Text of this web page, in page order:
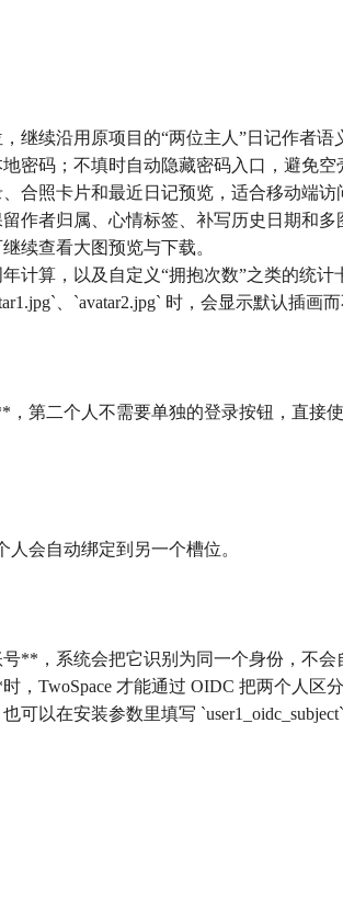
继续沿用原项目的“两位主人”日记作者语
密码；不填时自动隐藏密码入口，避免空
合照卡片和最近日记预览，适合移动端访
作者归属、心情标签、补写历史日期和多
续查看大图预览与下载。
计算，以及自定义“拥抱次数”之类的统计
、`avatar2.jpg` 时，会显示默认插画而
第二个人不需要单独的登录按钮，直接
会自动绑定到另一个槽位。
**，系统会把它识别为同一个身份，不会
TwoSpace 才能通过 OIDC 把两个人区分
以在安装参数里填写 `user1_oidc_subject`